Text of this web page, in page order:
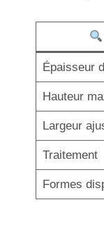
Épaisseur
Hauteur
Largeur
Traitement
Formes